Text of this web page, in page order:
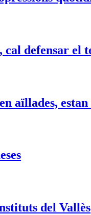
cal defensar el
aïllades, estan
del Vallès